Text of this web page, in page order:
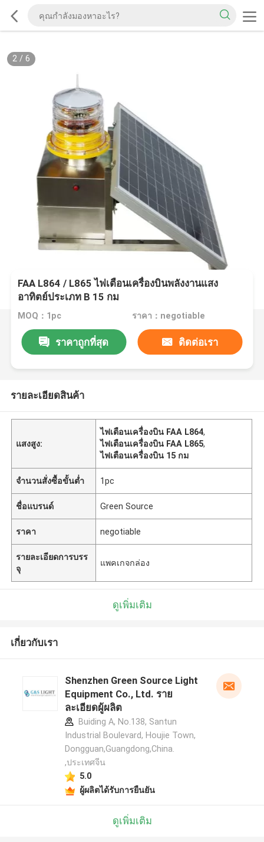
2/ 6
FAA L864 / L865 ไฟเตือนเครื่องบินพลังงานแสง
อาทิตย์ประเภท B 15 กม
MOQ：1pc ราคา：negotiable
ราคาถูกที่สุด ติดต่อเรา
รายละเอียดสินค้า
แสงสูง:
ไฟเตือนเครื่องบิน FAA L864,
ไฟเตือนเครื่องบิน FAA L865,
ไฟเตือนเครื่องบิน 15 กม
จำนวนสั่งซื้อขั้นต่ำ 1pc
ชื่อแบรนด์ Green Source
ราคา negotiable
รายละเอียดการบรร
จุ
แพคเกจกล่อง
ดูเพิ่มเติม
เกี่ยวกับเรา
Shenzhen Green Source Light
Equipment Co., Ltd. ราย
ละเอียดผู้ผลิต
Buiding A, No.138, Santun
Industrial Boulevard, Houjie Town,
Dongguan,Guangdong,China.
,ประเทศจีน
5.0
ผู้ผลิตได้รับการยืนยัน
ดูเพิ่มเติม